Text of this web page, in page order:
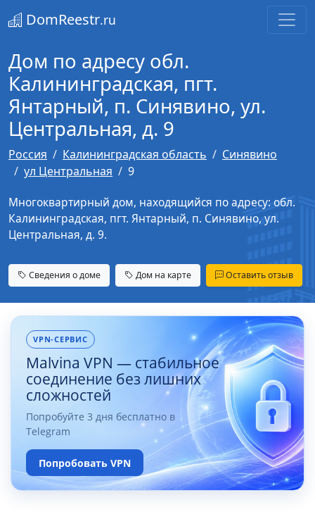
DomReestr.ru
Дом по адресу обл.
Калининградская, пгт.
Янтарный, п. Синявино, ул.
Центральная, д. 9
Россия Калининградская область
Синявино
ул Центральная
9
Многоквартирный дом, находящийся по адресу: обл.
Калининградская, пгт. Янтарный, п. Синявино, ул.
Центральная, д. 9.
Сведения о доме Дом на карте Оставить отзыв
VPN-СЕРВИС
Malvina VPN — стабильное
соединение без лишних
сложностей
Попробуйте 3 дня бесплатно в
Telegram
Попробовать VPN